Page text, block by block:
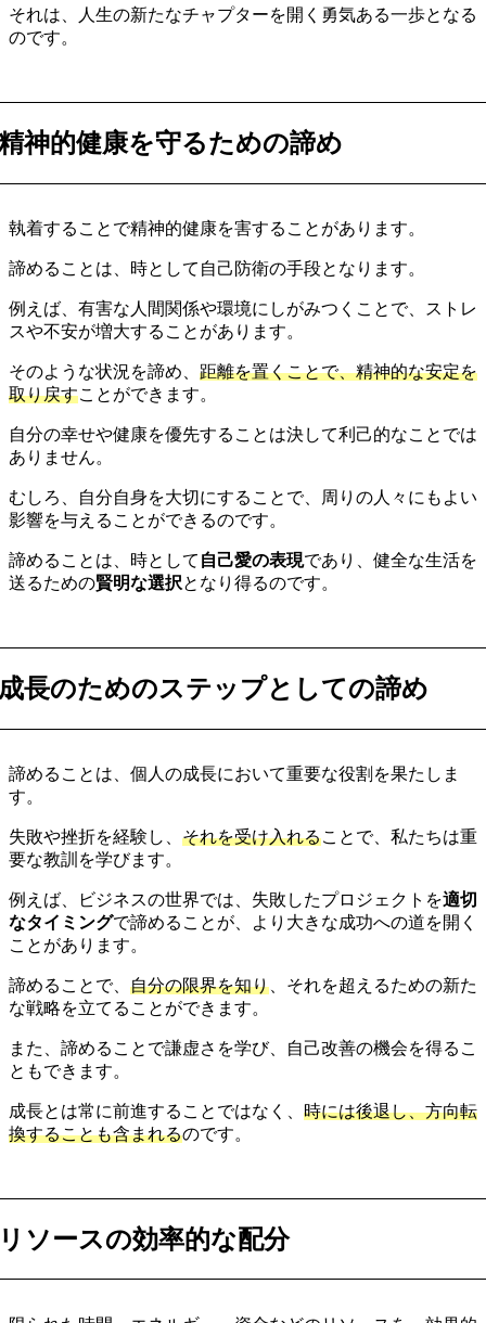
それは、人生の新たなチャプターを開く勇気ある一歩となる
のです。
神的健康を守るための諦め
執着することで精神的健康を害することがあります。
諦めることは、時として自己防衛の手段となります。
例えば、有害な人間関係や環境にしがみつくことで、ストレ
スや不安が増大することがあります。
そのような状況を諦め、 距離を置くことで、精神的な安定を
取り戻すことができます。
自分の幸せや健康を優先することは決して利己的なことでは
ありません。
むしろ、自分自身を大切にすることで、周りの人々にもよい
影響を与えることができるのです。
諦めることは、時として 自己愛の表現であり、健全な生活を
送るための賢明な選択となり得るのです。
長のためのステップとしての諦め
諦めることは、個人の成長において重要な役割を果たしま
す。
失敗や挫折を経験し、 それを受け入れることで、私たちは重
要な教訓を学びます。
例えば、ビジネスの世界では、失敗したプロジェクトを適切
なタイミングで諦めることが、より大きな成功への道を開く
ことがあります。
諦めることで、 自分の限界を知り 、それを超えるための新た
な戦略を立てることができます。
また、諦めることで謙虚さを学び、自己改善の機会を得るこ
ともできます。
成長とは常に前進することではなく、 時には後退し、方向転
換することも含まれるのです。
ソースの効率的な配分